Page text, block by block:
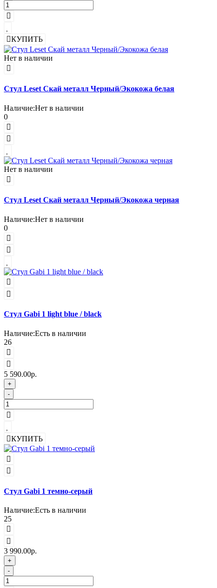
КУПИТЬ
Нет в наличии
Стул Leset Скай металл Черный/Экокожа белая
Наличие:Нет в наличии
0
Нет в наличии
Стул Leset Скай металл Черный/Экокожа черная
Наличие:Нет в наличии
0
Стул Gabi 1 light blue / black
Наличие:Есть в наличии
26
5 590.00р.
+
-
КУПИТЬ
Стул Gabi 1 темно-серый
Наличие:Есть в наличии
25
3 990.00р.
+
-